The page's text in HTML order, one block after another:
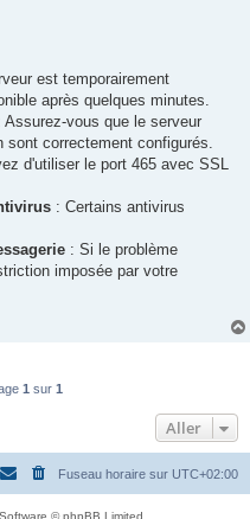
est temporairement
après quelques minutes.
Assurez-vous que le serveur
sont correctement configurés.
d'utiliser le port 465 avec SSL
: Certains antivirus
: Si le problème
imposée par votre
1 sur 1
Aller
Fuseau horaire sur UTC+02:00
© phpBB Limited